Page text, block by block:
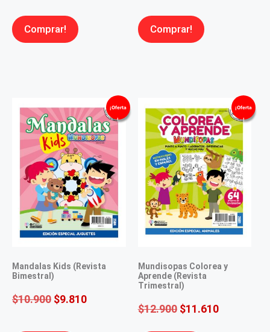
Comprar! Comprar!
¡Oferta
!
Mandalas Kids (Revista
Bimestral)
$10.900 $9.810
¡Oferta
!
Mundisopas Colorea y
Aprende (Revista
Trimestral)
$12.900 $11.610